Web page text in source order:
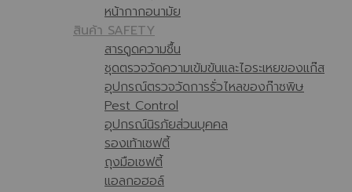
หน้ากากอนามัย
สินค้า SAFETY
สารดูดความชื้น
ชุดตรวจวัดความเข้มข้นและไอระเหยของแก๊ส
อุปกรณ์ตรวจวัดการรั่วไหลของก๊าซพิษ
Pest Control
อุปกรณ์นิรภัยส่วนบุคคล
รองเท้าเซฟตี้
ถุงมือเซฟตี้
แอลกอฮอล์